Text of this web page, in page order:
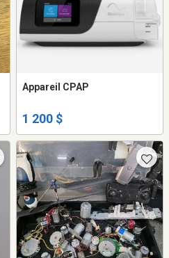
Appareil CPAP
1 200 $